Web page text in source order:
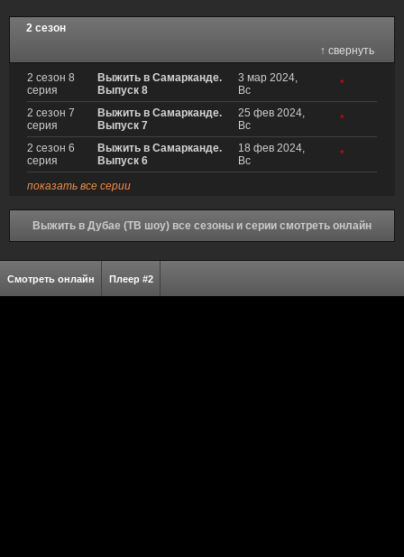
2 сезон
↑ свернуть
2 сезон 8
серия
Выжить в Самарканде.
Выпуск 8
3 мар 2024,
Вс
*
2 сезон 7
серия
Выжить в Самарканде.
Выпуск 7
25 фев 2024,
Вс
*
2 сезон 6
серия
Выжить в Самарканде.
Выпуск 6
18 фев 2024,
Вс
*
показать все серии
Выжить в Дубае (ТВ шоу) все сезоны и серии смотреть онлайн
Смотреть онлайн Плеер #2